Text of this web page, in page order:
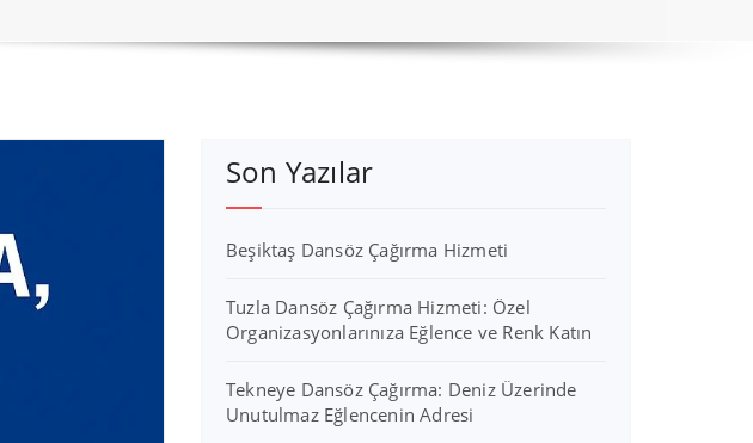
Son Yazılar
Beşiktaş Dansöz Çağırma Hizmeti
Tuzla Dansöz Çağırma Hizmeti: Özel
Organizasyonlarınıza Eğlence ve Renk Katın
Tekneye Dansöz Çağırma: Deniz Üzerinde
Unutulmaz Eğlencenin Adresi